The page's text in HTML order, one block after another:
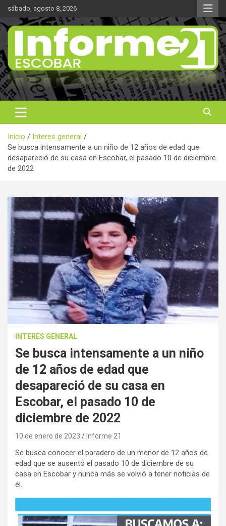
Saltar
contenido
sábado, agosto 8, 2026
Informe 21
Noticas reales
Inicio
Interes general
Se busca intensamente a un niño de 12 años de edad que
desapareció de su casa en Escobar, el pasado 10 de diciembre
de 2022
INTERES GENERAL
Se busca intensamente a un niño
de 12 años de edad que
desapareció de su casa en
Escobar, el pasado 10 de
diciembre de 2022
10 de enero de 2023 Informe 21
Se busca conocer el paradero de un menor de 12 años de
edad que se ausentó el pasado 10 de diciembre de su
casa en Escobar y nunca más se volvió a tener noticias de
él.